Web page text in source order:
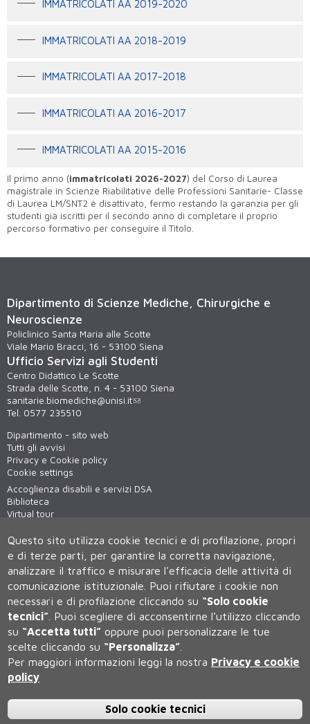
IMMATRICOLATI AA 2019-2020
IMMATRICOLATI AA 2018-2019
IMMATRICOLATI AA 2017-2018
IMMATRICOLATI AA 2016-2017
IMMATRICOLATI AA 2015-2016
Il primo anno (immatricolati 2026-2027) del Corso di Laurea
magistrale in Scienze Riabilitative delle Professioni Sanitarie- Classe
di Laurea LM/SNT2 è disattivato, fermo restando la garanzia per gli
studenti già iscritti per il secondo anno di completare il proprio
percorso formativo per conseguire il Titolo.
Dipartimento di Scienze Mediche, Chirurgiche e
Neuroscienze
Policlinico Santa Maria alle Scotte
Viale Mario Bracci, 16 - 53100 Siena
Ufficio Servizi agli Studenti
Centro Didattico Le Scotte
Strada delle Scotte, n. 4 - 53100 Siena
sanitarie.biomediche@unisi.it
Tel. 0577 235510
Dipartimento - sito web
Tutti gli avvisi
Privacy e Cookie policy
Cookie settings
Accoglienza disabili e servizi DSA
Biblioteca
Virtual tour
Università degli Studi di Siena
Rettorato, via Banchi di Sotto 55, 53100 Siena ITALIA
P.IVA 00273530527 | C.F. 80002070524 | Caselle Pec:Posta
Elettronica Certificata
0577 235555 (dal lunedì al venerdì dalle 9.30 alle 10.30)
Questo sito utilizza cookie tecnici e di profilazione, propri
e di terze parti, per garantire la corretta navigazione,
analizzare il traffico e misurare l'efficacia delle attività di
comunicazione istituzionale. Puoi rifiutare i cookie non
necessari e di profilazione cliccando su “Solo cookie
tecnici” Puoi scegliere di acconsentirne l’utilizzo cliccando
su “Accetta tutti” oppure puoi personalizzare le tue
scelte cliccando su “Personalizza”
Per maggiori informazioni leggi la nostra Privacy e cookie
policy
Solo cookie tecnici